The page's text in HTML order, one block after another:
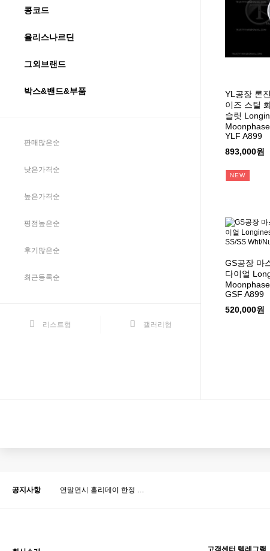
콩코드
율리스나르딘
그외브랜드
박스&밴드&부품
판매많은순
낮은가격순
높은가격순
평점높은순
후기많은순
최근등록순
리스트형 갤러리형
YL공장 론
이즈 스틸
슬릿
YLF A899
893,000원
NEW
GS공장 마
다이얼
GSF A899
520,000원
공지사항 연말연시 홀리데이 한정 …
고객센터 텔레그램